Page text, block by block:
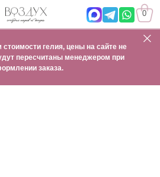
0
стоимости гелия, цены на сайте не
пересчитаны менеджером при
заказа.